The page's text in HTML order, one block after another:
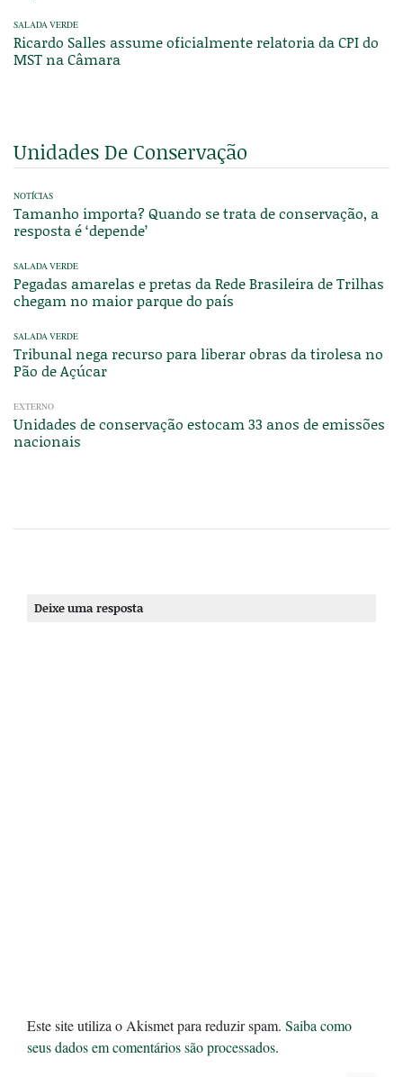
SALADA VERDE
Ricardo Salles assume oficialmente relatoria da CPI do
MST na Câmara
Unidades De Conservação
NOTÍCIAS
Tamanho importa? Quando se trata de conservação, a
resposta é ‘depende’
SALADA VERDE
Pegadas amarelas e pretas da Rede Brasileira de Trilhas
chegam no maior parque do país
SALADA VERDE
Tribunal nega recurso para liberar obras da tirolesa no
Pão de Açúcar
EXTERNO
Unidades de conservação estocam 33 anos de emissões
nacionais
Deixe uma resposta
Este site utiliza o Akismet para reduzir spam. Saiba como
seus dados em comentários são processados.